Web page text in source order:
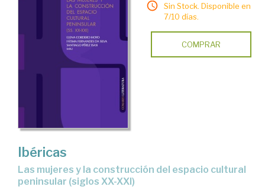
Sin Stock. Disponible en
7/10 días.
COMPRAR
Ibéricas
Las mujeres y la construcción del espacio cultural
peninsular (siglos XX-XXI)